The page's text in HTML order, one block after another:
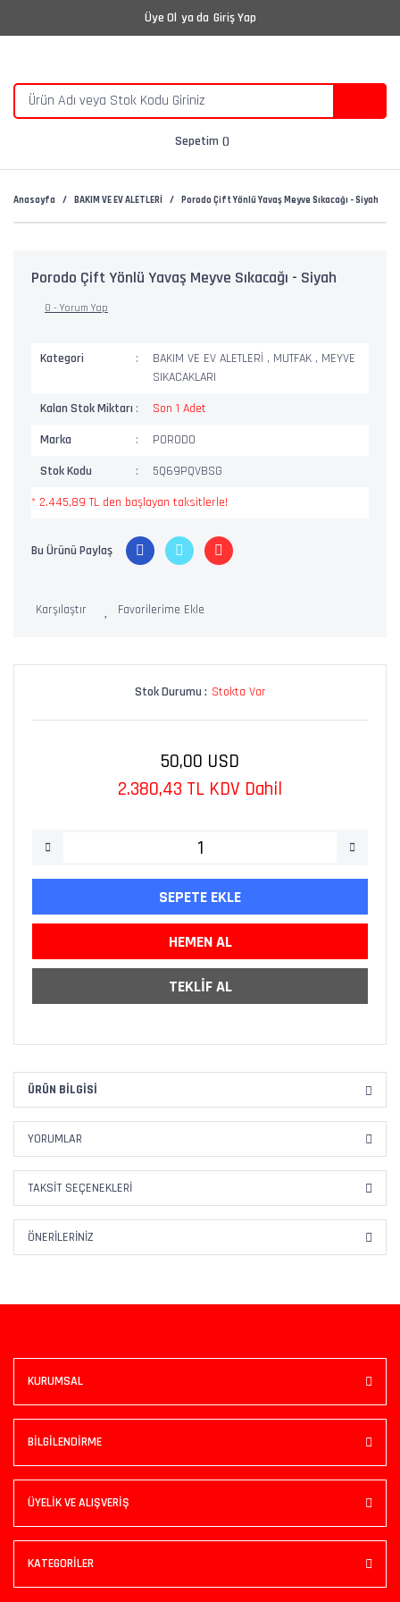
Üye Ol ya da Giriş Yap
Sepetim
Anasayfa BAKIM VE EV ALETLERİ Porodo Çift Yönlü Yavaş Meyve Sıkacağı - Siyah
Porodo Çift Yönlü Yavaş Meyve Sıkacağı - Siyah
0 - Yorum Yap
Kategori BAKIM VE EV ALETLERİ , MUTFAK , MEYVE
SIKACAKLARI
Kalan Stok Miktarı
Son 1 Adet
Marka
PORODO
Stok Kodu
5Q69PQVBSG
* 2.445,89 TL den başlayan taksitlerle!
Bu Ürünü Paylaş
Karşılaştır
Stok Durumu : Stokta Var
50,00 USD
2.380,43 TL KDV Dahil
SEPETE EKLE
HEMEN AL
TEKLİF AL
ÜRÜN BILGISI
YORUMLAR
TAKSIT SEÇENEKLERI
ÖNERILERINIZ
KURUMSAL
BİLGİLENDİRME
ÜYELİK VE ALIŞVERİŞ
KATEGORİLER